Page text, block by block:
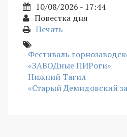
10/08/2026 - 17:44
Повестка дня
Печать
Фестиваль
«ЗАВОДные ПИРоги»
Нижний Тагил
«Старый Демидовский